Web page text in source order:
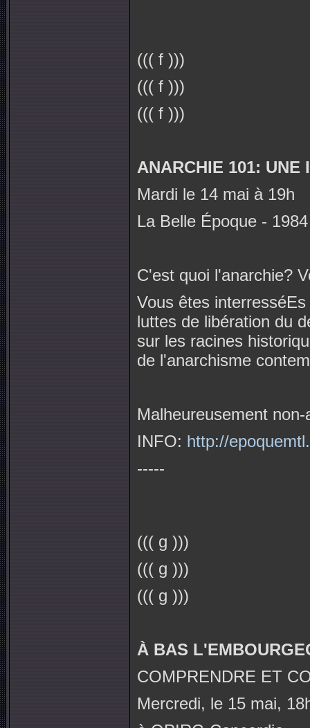
((( f )))
((( f )))
((( f )))
ANARCHIE 101: UNE
Mardi le 14 mai à 19h
La Belle Époque -
C'est quoi l'anarchie?
Vous êtes
luttes de libération du
sur les racines
de l'anarchisme
Malheureusement
INFO: http://
-----
((( g )))
((( g )))
((( g )))
À BAS
COMPRENDRE ET
Mercredi, le 15 mai,